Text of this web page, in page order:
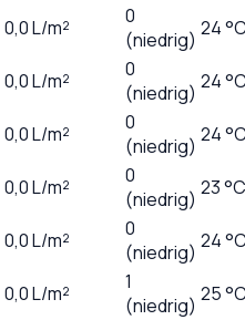
0,0L/m²
0
(niedrig) 24
0,0L/m²
0
(niedrig) 24
0,0L/m²
0
(niedrig) 24
0,0L/m²
0
(niedrig) 23 °C
0,0L/m²
0
(niedrig) 24
0,0L/m²
1
(niedrig) 25